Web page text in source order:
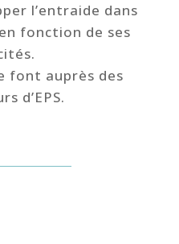
l’entraide dans
fonction de ses
font auprès des
d’EPS.